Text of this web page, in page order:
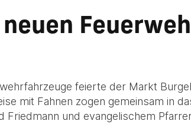
feierte der Markt
mit Fahnen zogen gemeinsam in
und evangelischem